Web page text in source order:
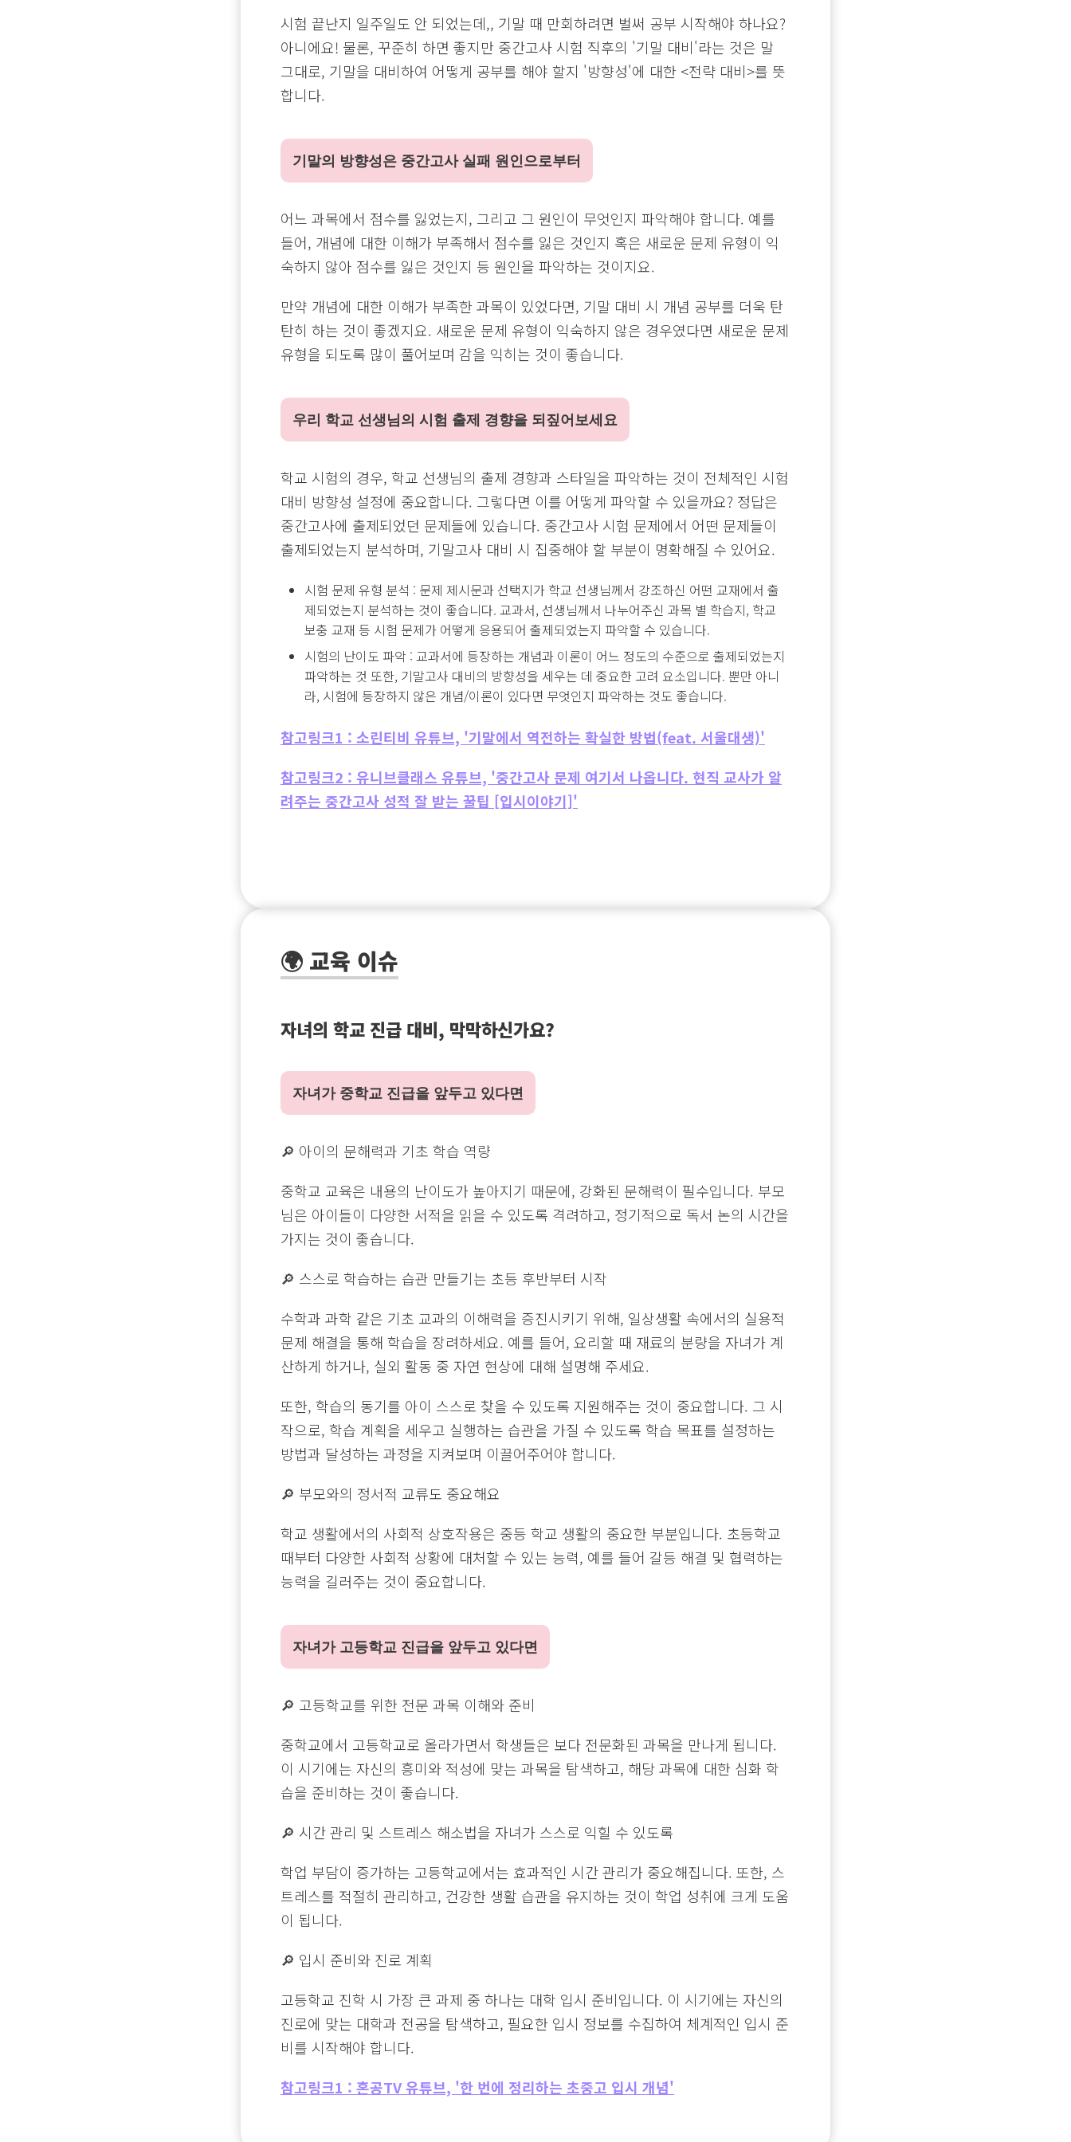
시험 끝난지 일주일도 안 되었는데,, 기말 때 만회하려면 벌써 공부 시작해야 하나요?
아니에요! 물론, 꾸준히 하면 좋지만 중간고사 시험 직후의 '기말 대비'라는 것은 말
그대로, 기말을 대비하여 어떻게 공부를 해야 할지 '방향성'에 대한 <전략 대비>를 뜻
합니다.
기말의 방향성은 중간고사 실패 원인으로부터
어느 과목에서 점수를 잃었는지, 그리고 그 원인이 무엇인지 파악해야 합니다. 예를
들어, 개념에 대한 이해가 부족해서 점수를 잃은 것인지 혹은 새로운 문제 유형이 익
숙하지 않아 점수를 잃은 것인지 등 원인을 파악하는 것이지요.
만약 개념에 대한 이해가 부족한 과목이 있었다면, 기말 대비 시 개념 공부를 더욱 탄
탄히 하는 것이 좋겠지요. 새로운 문제 유형이 익숙하지 않은 경우였다면 새로운 문제
유형을 되도록 많이 풀어보며 감을 익히는 것이 좋습니다.
우리 학교 선생님의 시험 출제 경향을 되짚어보세요
학교 시험의 경우, 학교 선생님의 출제 경향과 스타일을 파악하는 것이 전체적인 시험
대비 방향성 설정에 중요합니다. 그렇다면 이를 어떻게 파악할 수 있을까요? 정답은
중간고사에 출제되었던 문제들에 있습니다. 중간고사 시험 문제에서 어떤 문제들이
출제되었는지 분석하며, 기말고사 대비 시 집중해야 할 부분이 명확해질 수 있어요.
시험 문제 유형 분석 : 문제 제시문과 선택지가 학교 선생님께서 강조하신 어떤 교재에서 출
제되었는지 분석하는 것이 좋습니다. 교과서, 선생님께서 나누어주신 과목 별 학습지, 학교
보충 교재 등 시험 문제가 어떻게 응용되어 출제되었는지 파악할 수 있습니다.
시험의 난이도 파악 : 교과서에 등장하는 개념과 이론이 어느 정도의 수준으로 출제되었는지
파악하는 것 또한, 기말고사 대비의 방향성을 세우는 데 중요한 고려 요소입니다. 뿐만 아니
라, 시험에 등장하지 않은 개념/이론이 있다면 무엇인지 파악하는 것도 좋습니다.
참고링크1 : 소린티비 유튜브, '기말에서 역전하는 확실한 방법(feat. 서울대생)'
참고링크2 : 유니브클래스 유튜브, '중간고사 문제 여기서 나옵니다. 현직 교사가 알
려주는 중간고사 성적 잘 받는 꿀팁 [입시이야기]'
🌍 교육 이슈
자녀의 학교 진급 대비, 막막하신가요?
자녀가 중학교 진급을 앞두고 있다면
🔎 아이의 문해력과 기초 학습 역량
중학교 교육은 내용의 난이도가 높아지기 때문에, 강화된 문해력이 필수입니다. 부모
님은 아이들이 다양한 서적을 읽을 수 있도록 격려하고, 정기적으로 독서 논의 시간을
가지는 것이 좋습니다.
🔎 스스로 학습하는 습관 만들기는 초등 후반부터 시작
수학과 과학 같은 기초 교과의 이해력을 증진시키기 위해, 일상생활 속에서의 실용적
문제 해결을 통해 학습을 장려하세요. 예를 들어, 요리할 때 재료의 분량을 자녀가 계
산하게 하거나, 실외 활동 중 자연 현상에 대해 설명해 주세요.
또한, 학습의 동기를 아이 스스로 찾을 수 있도록 지원해주는 것이 중요합니다. 그 시
작으로, 학습 계획을 세우고 실행하는 습관을 가질 수 있도록 학습 목표를 설정하는
방법과 달성하는 과정을 지켜보며 이끌어주어야 합니다.
🔎 부모와의 정서적 교류도 중요해요
학교 생활에서의 사회적 상호작용은 중등 학교 생활의 중요한 부분입니다. 초등학교
때부터 다양한 사회적 상황에 대처할 수 있는 능력, 예를 들어 갈등 해결 및 협력하는
능력을 길러주는 것이 중요합니다.
자녀가 고등학교 진급을 앞두고 있다면
🔎 고등학교를 위한 전문 과목 이해와 준비
중학교에서 고등학교로 올라가면서 학생들은 보다 전문화된 과목을 만나게 됩니다.
이 시기에는 자신의 흥미와 적성에 맞는 과목을 탐색하고, 해당 과목에 대한 심화 학
습을 준비하는 것이 좋습니다.
🔎 시간 관리 및 스트레스 해소법을 자녀가 스스로 익힐 수 있도록
학업 부담이 증가하는 고등학교에서는 효과적인 시간 관리가 중요해집니다. 또한, 스
트레스를 적절히 관리하고, 건강한 생활 습관을 유지하는 것이 학업 성취에 크게 도움
이 됩니다.
🔎 입시 준비와 진로 계획
고등학교 진학 시 가장 큰 과제 중 하나는 대학 입시 준비입니다. 이 시기에는 자신의
진로에 맞는 대학과 전공을 탐색하고, 필요한 입시 정보를 수집하여 체계적인 입시 준
비를 시작해야 합니다.
참고링크1 : 혼공TV 유튜브, '한 번에 정리하는 초중고 입시 개념'